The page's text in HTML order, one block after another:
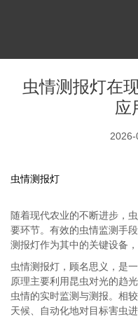
虫情测报灯在
应
虫情测报灯
随着现代农业的不断进步，
要环节。有效的虫情监测手
测报灯作为其中的关键设备
虫情测报灯，顾名思义，是
原理主要利用昆虫对光的趋
虫情的实时监测与测报。相
天候、自动化地对目标害虫